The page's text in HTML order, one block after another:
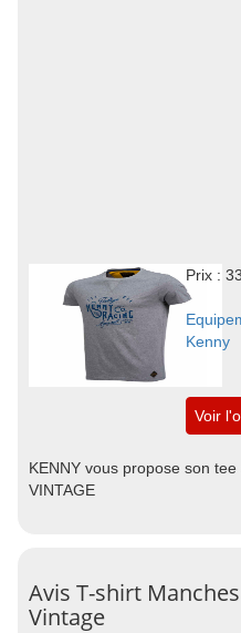
Prix :
Kenny
Voir
KENNY vous propose son
VINTAGE
Avis T-shirt
Vintage